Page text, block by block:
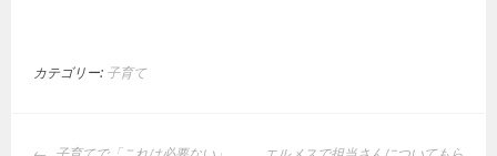
カテゴリー: 子育て